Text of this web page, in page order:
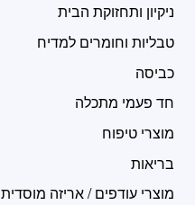
ניקיון ותחזוקת הבית
טבליות וחומרים למדיח
כביסה
חד פעמי מתכלה
מוצרי טיפוח
בריאות
מוצרי עודפים / אריזה מוסדית